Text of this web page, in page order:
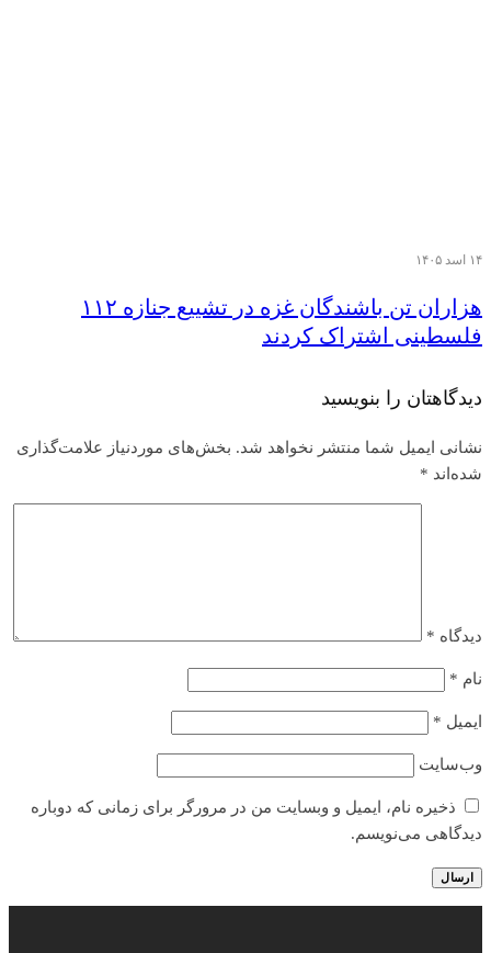
۱۴ اسد ۱۴۰۵
هزاران تن‌ باشندگان غزه در تشییع جنازه ۱۱۲
فلسطینی اشتراک کردند
دیدگاهتان را بنویسید
نشانی ایمیل شما منتشر نخواهد شد. بخش‌های موردنیاز علامت‌گذاری
شده‌اند *
دیدگاه *
نام *
ایمیل *
وب‌سایت
ذخیره نام، ایمیل و وبسایت من در مرورگر برای زمانی که دوباره
دیدگاهی می‌نویسم.